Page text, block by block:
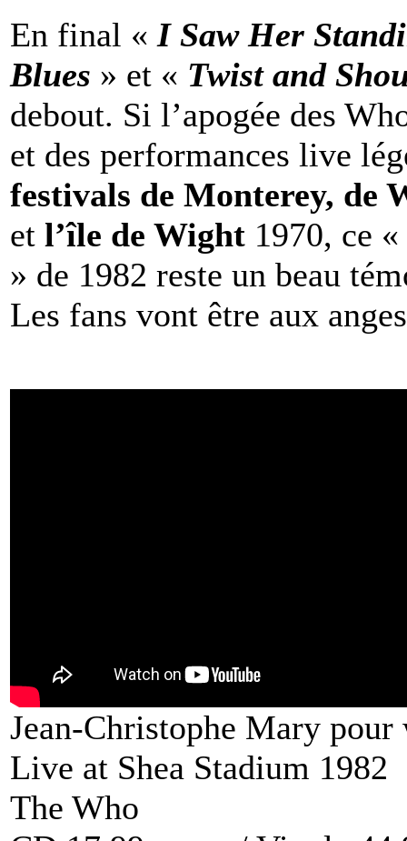
En final « I Saw Her
Blues » et « Twist and
debout. Si l’apogée des
et des performances live
festivals de Monterey, de
et l’île de Wight 1970, ce «
» de 1982 reste un beau
Les fans vont être aux
Jean-Christophe Mary
Live at Shea Stadium 1982
The Who